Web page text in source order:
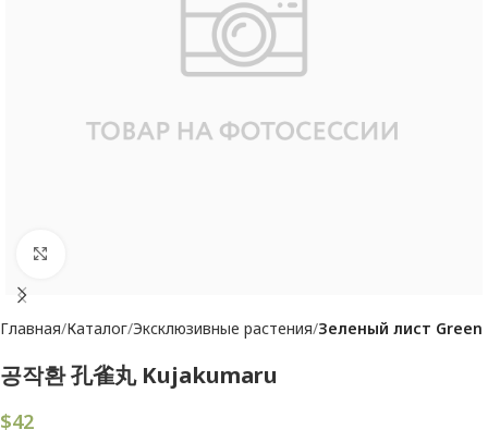
Главная Каталог Эксклюзивные растения Зеленый лист Green
공작환 孔雀丸 Kujakumaru
$42